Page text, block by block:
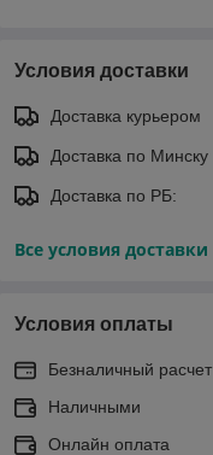
Условия доставки
Доставка курьером
Доставка по Минску
Доставка по РБ:
Все условия доставки
Условия оплаты
Безналичный расчет
Наличными
Онлайн оплата